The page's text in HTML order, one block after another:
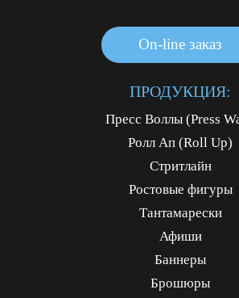
On-line заказ
On-line заказ
On-line заказ
ПРОДУКЦИЯ:
Пресс Воллы (Press
Ролл Ап (Roll Up)
Стритлайн
Ростовые фигуры
Тантамарески
Афиши
Баннеры
Брошюры